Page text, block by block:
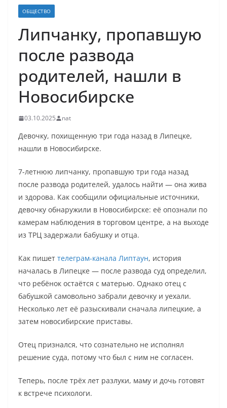
ОБЩЕСТВО
Липчанку, пропавшую
после развода
родителей, нашли в
Новосибирске
03.10.2025 nat
Девочку, похищенную три года назад в Липецке,
нашли в Новосибирске.
7-летнюю липчанку, пропавшую три года назад
после развода родителей, удалось найти — она жива
и здорова. Как сообщили официальные источники,
девочку обнаружили в Новосибирске: её опознали по
камерам наблюдения в торговом центре, а на выходе
из ТРЦ задержали бабушку и отца.
Как пишет телеграм-канала Липтаун, история
началась в Липецке — после развода суд определил,
что ребёнок остаётся с матерью. Однако отец с
бабушкой самовольно забрали девочку и уехали.
Несколько лет её разыскивали сначала липецкие, а
затем новосибирские приставы.
Отец признался, что сознательно не исполнял
решение суда, потому что был с ним не согласен.
Теперь, после трёх лет разлуки, маму и дочь готовят
к встрече психологи.